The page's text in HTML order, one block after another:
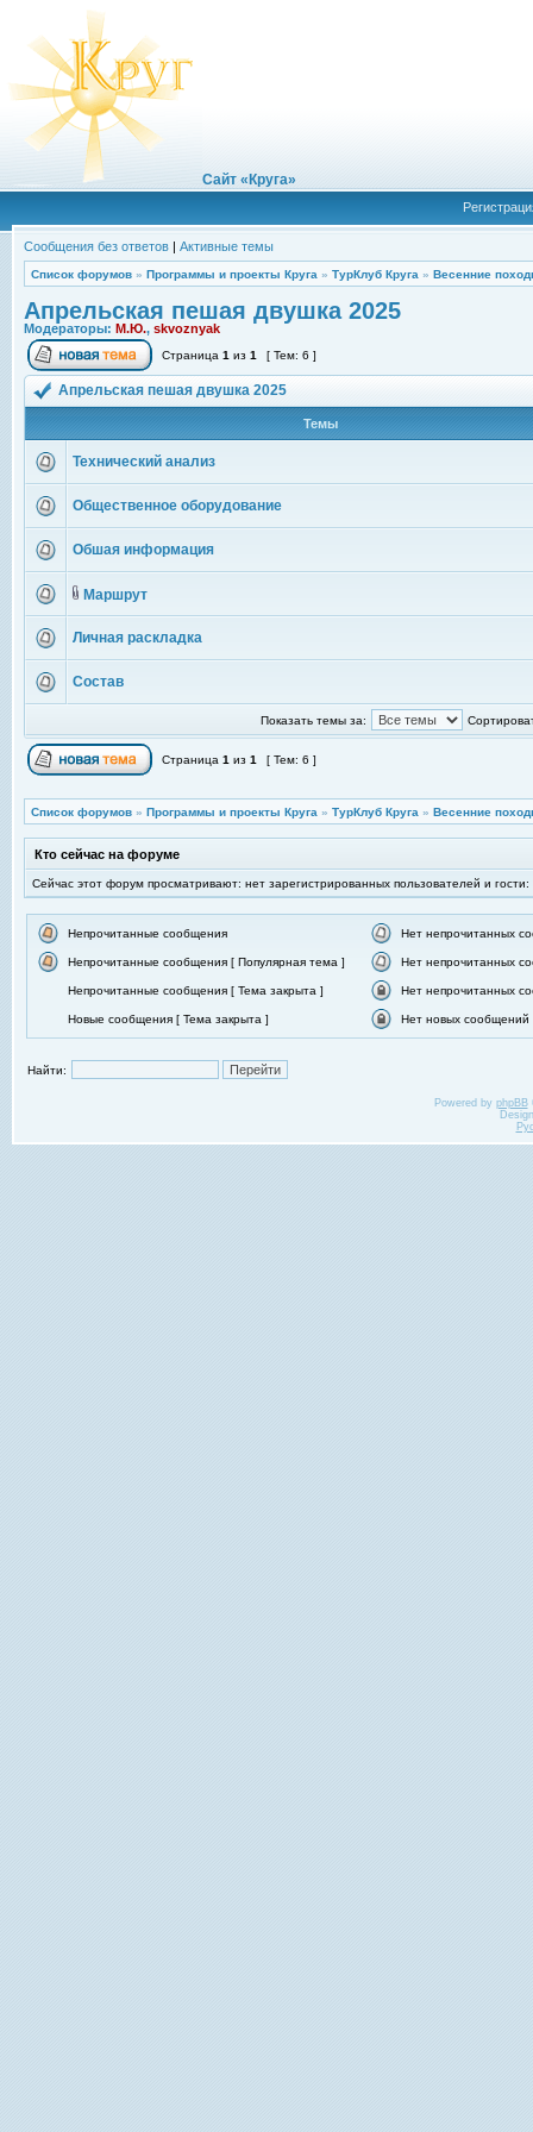
Сайт «Круга»
Сообщения без ответов | Активные темы
Список форумов » Программы и проекты Круга » ТурКлуб Круга » Весенние
Апрельская пешая двушка 2025
Модераторы: М.Ю., skvoznyak
Страница 1 из 1 [ Тем: 6 ]
Апрельская пешая двушка 2025
Темы
Технический анализ
Общественное оборудование
Обшая информация
Маршрут
Личная раскладка
Состав
Показать темы за:
Страница 1 из 1 [ Тем: 6 ]
Список форумов » Программы и проекты Круга » ТурКлуб Круга » Весенние
Кто сейчас на форуме
Сейчас этот форум просматривают: нет зарегистрированных пользователей и гости:
Непрочитанные сообщения Нет непрочитанных
Непрочитанные сообщения [ Популярная тема ] Нет непрочитанных
Непрочитанные сообщения [ Тема закрыта ] Нет непрочитанных
Новые сообщения [ Тема закрыта ] Нет новых сообщений
Найти:
Powered by phpBB